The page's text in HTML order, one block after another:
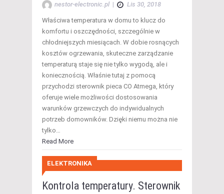
nestor-electronic.pl | Lis 30, 2018
Właściwa temperatura w domu to klucz do
komfortu i oszczędności, szczególnie w
chłodniejszych miesiącach. W dobie rosnących
kosztów ogrzewania, skuteczne zarządzanie
temperaturą staje się nie tylko wygodą, ale i
koniecznością. Właśnie tutaj z pomocą
przychodzi sterownik pieca CO Atmega, który
oferuje wiele możliwości dostosowania
warunków grzewczych do indywidualnych
potrzeb domowników. Dzięki niemu można nie
tylko…
Read More
ELEKTRONIKA
Kontrola temperatury. Sterownik